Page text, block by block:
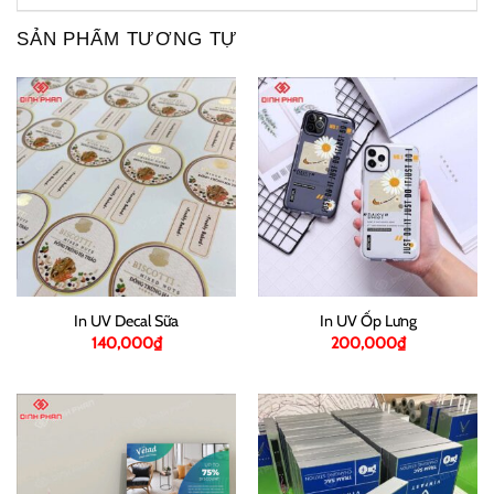
SẢN PHẨM TƯƠNG TỰ
In UV Decal Sữa
140,000₫
In UV Ốp Lưng
200,000₫